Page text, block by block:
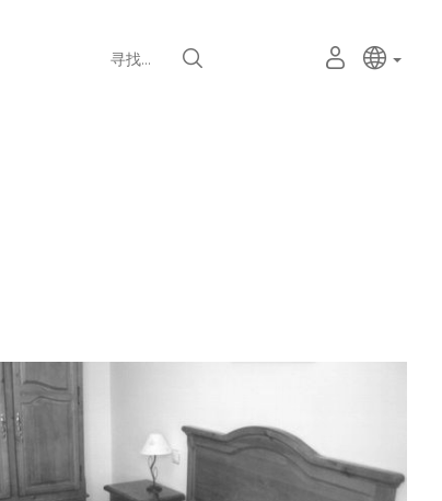
寻找
语
言
主动语
中文